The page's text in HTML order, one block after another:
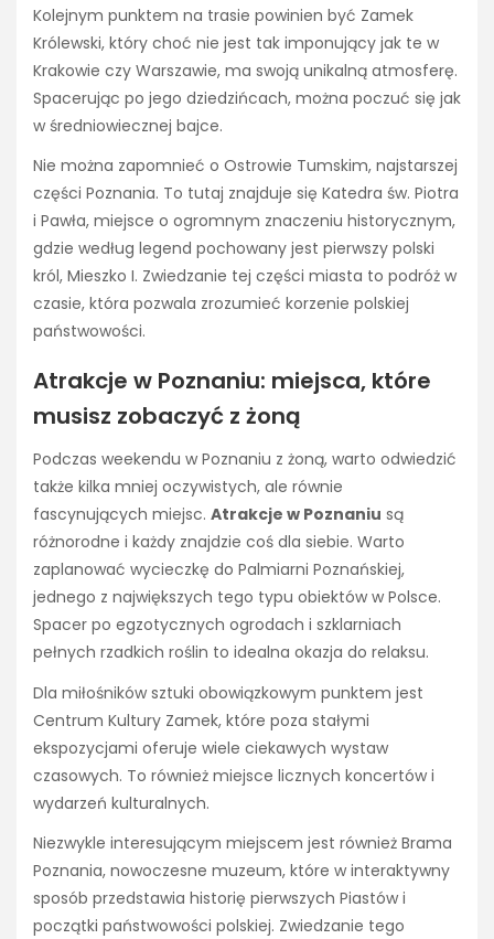
Kolejnym punktem na trasie powinien być Zamek
Królewski, który choć nie jest tak imponujący jak te w
Krakowie czy Warszawie, ma swoją unikalną atmosferę.
Spacerując po jego dziedzińcach, można poczuć się jak
w średniowiecznej bajce.
Nie można zapomnieć o Ostrowie Tumskim, najstarszej
części Poznania. To tutaj znajduje się Katedra św. Piotra
i Pawła, miejsce o ogromnym znaczeniu historycznym,
gdzie według legend pochowany jest pierwszy polski
król, Mieszko I. Zwiedzanie tej części miasta to podróż w
czasie, która pozwala zrozumieć korzenie polskiej
państwowości.
Atrakcje w Poznaniu: miejsca, które
musisz zobaczyć z żoną
Podczas weekendu w Poznaniu z żoną, warto odwiedzić
także kilka mniej oczywistych, ale równie
fascynujących miejsc. Atrakcje w Poznaniu są
różnorodne i każdy znajdzie coś dla siebie. Warto
zaplanować wycieczkę do Palmiarni Poznańskiej,
jednego z największych tego typu obiektów w Polsce.
Spacer po egzotycznych ogrodach i szklarniach
pełnych rzadkich roślin to idealna okazja do relaksu.
Dla miłośników sztuki obowiązkowym punktem jest
Centrum Kultury Zamek, które poza stałymi
ekspozycjami oferuje wiele ciekawych wystaw
czasowych. To również miejsce licznych koncertów i
wydarzeń kulturalnych.
Niezwykle interesującym miejscem jest również Brama
Poznania, nowoczesne muzeum, które w interaktywny
sposób przedstawia historię pierwszych Piastów i
początki państwowości polskiej. Zwiedzanie tego